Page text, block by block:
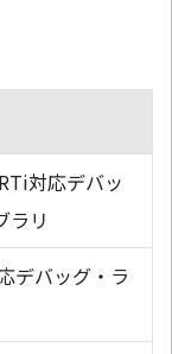
対応デバッ
ラリ
デバッグ・ラ